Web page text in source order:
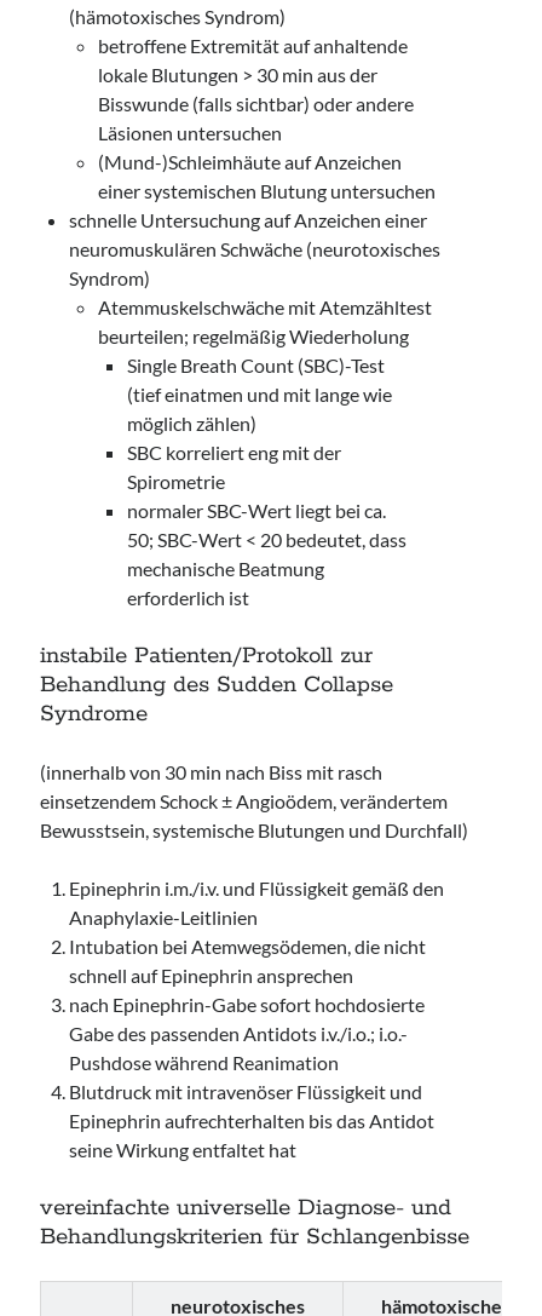
(hämotoxisches Syndrom)
betroffene Extremität auf anhaltende
lokale Blutungen > 30 min aus der
Bisswunde (falls sichtbar) oder andere
Läsionen untersuchen
(Mund-)Schleimhäute auf Anzeichen
einer systemischen Blutung untersuchen
schnelle Untersuchung auf Anzeichen einer
neuromuskulären Schwäche (neurotoxisches
Syndrom)
Atemmuskelschwäche mit Atemzähltest
beurteilen; regelmäßig Wiederholung
Single Breath Count (SBC)-Test
(tief einatmen und mit lange wie
möglich zählen)
SBC korreliert eng mit der
Spirometrie
normaler SBC-Wert liegt bei ca.
50; SBC-Wert < 20 bedeutet, dass
mechanische Beatmung
erforderlich ist
instabile Patienten/Protokoll zur
Behandlung des Sudden Collapse
Syndrome
(innerhalb von 30 min nach Biss mit rasch
einsetzendem Schock ± Angioödem, verändertem
Bewusstsein, systemische Blutungen und Durchfall)
Epinephrin i.m./i.v. und Flüssigkeit gemäß den
Anaphylaxie-Leitlinien
Intubation bei Atemwegsödemen, die nicht
schnell auf Epinephrin ansprechen
nach Epinephrin-Gabe sofort hochdosierte
Gabe des passenden Antidots i.v./i.o.; i.o.-
Pushdose während Reanimation
Blutdruck mit intravenöser Flüssigkeit und
Epinephrin aufrechterhalten bis das Antidot
seine Wirkung entfaltet hat
vereinfachte universelle Diagnose- und
Behandlungskriterien für Schlangenbisse
neurotoxisches hämotoxisches